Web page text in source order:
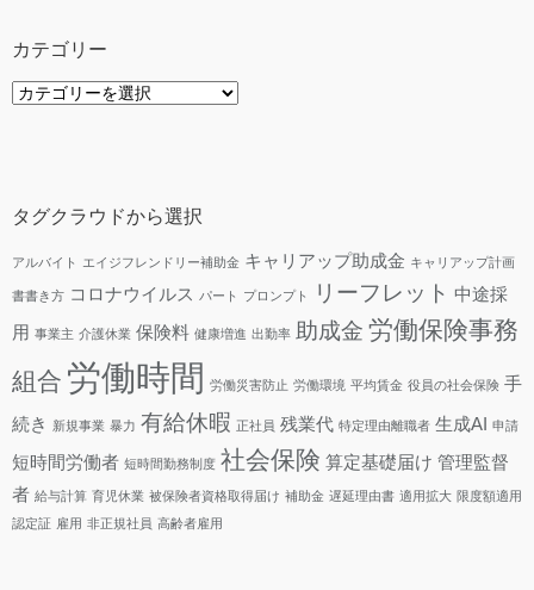
カテゴリー
カ
タグクラウドから選択
アルバイト エイジフレンドリー補助金 キャリアップ助成金 キャリアップ計画
書書き方 コロナウイルス パート プロンプト リーフレット 中途採
用 事業主 介護休業 保険料 健康増進 出勤率 助成金 労働保険事務
組合 労働時間 労働災害防止 労働環境 平均賃金 役員の社会保険 手
続き
新規事業 暴力 有給休暇 正社員 残業代 特定理由離職者 生成AI 申請
短時間労働者 短時間勤務制度 社会保険 算定基礎届け 管理監督
者 給与計算 育児休業 被保険者資格取得届け 補助金 遅延理由書 適用拡大 限度額適用
認定証 雇用 非正規社員 高齢者雇用